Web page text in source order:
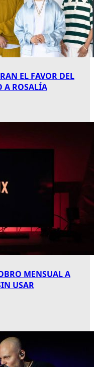
EL FAVOR DEL
A ROSALÍA
MENSUAL A
USAR